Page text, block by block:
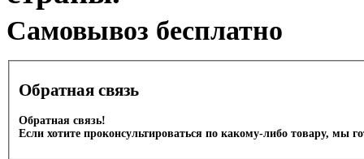
Cамовывоз бесплатно
Обратная связь
Обратная связь!
Если хотите проконсультироваться по какому-либо товару, мы